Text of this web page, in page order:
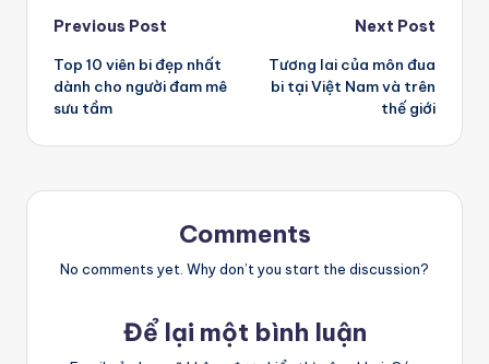
Post
navigation
Previous Post
Top 10 viên bi đẹp nhất
dành cho người đam mê
sưu tầm
Next Post
Tương lai của môn đua
bi tại Việt Nam và trên
thế giới
Comments
No comments yet. Why don’t you start the discussion?
Để lại một bình luận